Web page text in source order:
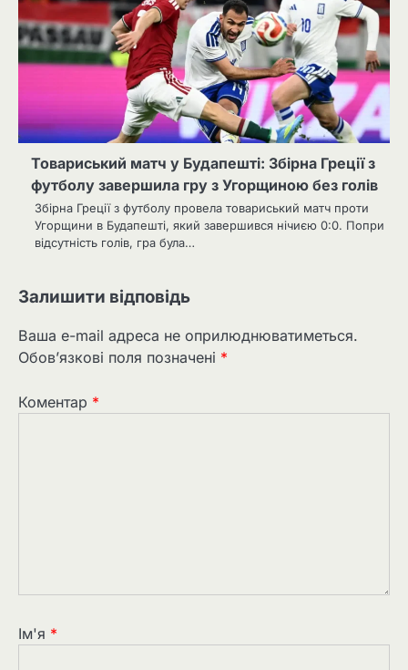
Товариський матч у Будапешті: Збірна Греції з
футболу завершила гру з Угорщиною без голів
Збірна Греції з футболу провела товариський матч проти
Угорщини в Будапешті, який завершився нічиєю 0:0. Попри
відсутність голів, гра була…
Залишити відповідь
Ваша e-mail адреса не оприлюднюватиметься.
Обов’язкові поля позначені *
Коментар *
Ім'я *